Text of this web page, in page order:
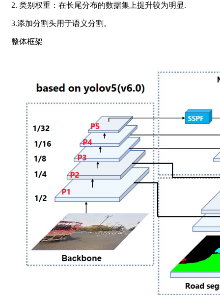
2. 类别权重：在长尾分布的数据集上提升较为明显.
3.添加分割头用于语义分割。
整体框架